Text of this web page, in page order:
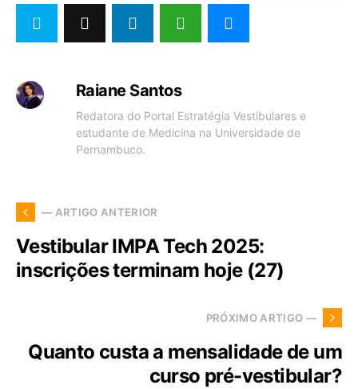
Raiane Santos
Redatora do Portal Estratégia Vestibulares e
estudante de Medicina na Universidade de
Pernambuco.
— ARTIGO ANTERIOR
Vestibular IMPA Tech 2025:
inscrições terminam hoje (27)
PRÓXIMO ARTIGO —
Quanto custa a mensalidade de um
curso pré-vestibular?